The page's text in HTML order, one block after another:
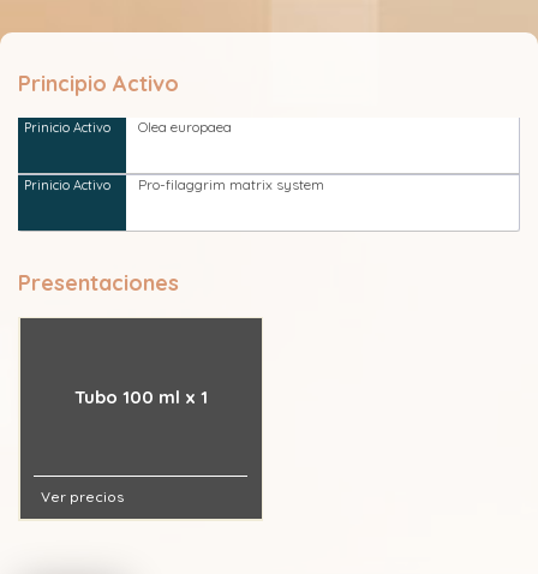
Principio Activo
Olea europaea
Pro-filaggrim matrix system
Presentaciones
Tubo 100 ml x 1
Ver precios